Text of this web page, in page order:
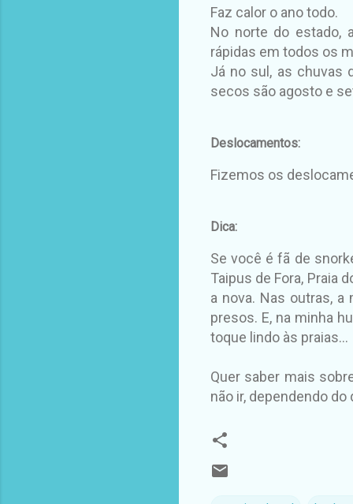
Faz calor o ano todo.
No norte do estado,
rápidas em todos os
Já no sul, as chuvas
secos são agosto e
Deslocamentos:
Fizemos os
Dica:
Se você é fã de
Taipus de Fora, Praia
a nova. Nas outras,
presos. E, na minha
toque lindo às praias...
Quer saber mais
não ir, dependendo